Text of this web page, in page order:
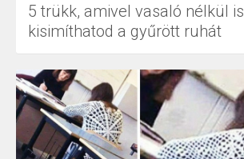
5 trükk, amivel vasaló nélkül is
kisimíthatod a gyűrött ruhát